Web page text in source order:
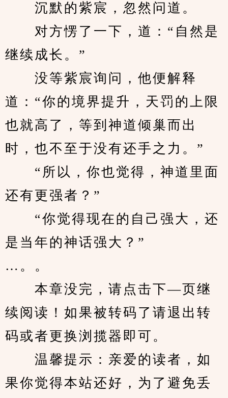
沉默的紫宸，忽然问道。
对方愣了一下，道：“自然是
继续成长。”
没等紫宸询问，他便解释
道：“你的境界提升，天罚的上限
也就高了，等到神道倾巢而出
时，也不至于没有还手之力。”
“所以，你也觉得，神道里面
还有更强者？”
“你觉得现在的自己强大，还
是当年的神话强大？”
…。。
本章没完，请点击下—页继
续阅读！如果被转码了请退出转
码或者更换浏揽器即可。
温馨提示：亲爱的读者，如
果你觉得本站还好，为了避免丢